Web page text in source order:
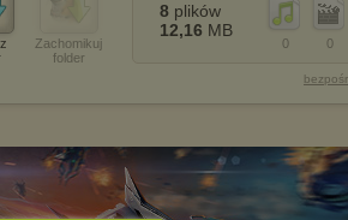
Zachomikuj
folder
0
0
8 plików
12,16 MB